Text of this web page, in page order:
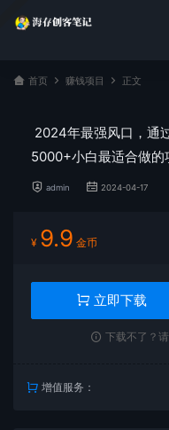
首页 赚钱项目 正文
2024年最强风口，通
5000+小白最适合做的
admin 2024-04-17
¥ 9.9 金币
立即下载
下载不了？
增值服务：